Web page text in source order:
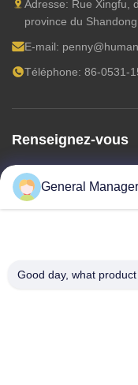
Adresse: Rue Xingfu,
province du Shandong
E-mail:
Téléphone: 86-0531-
Renseignez-vous
N'hésitez pas à nous
pour plus d'informations.
General Manager
Good day, what